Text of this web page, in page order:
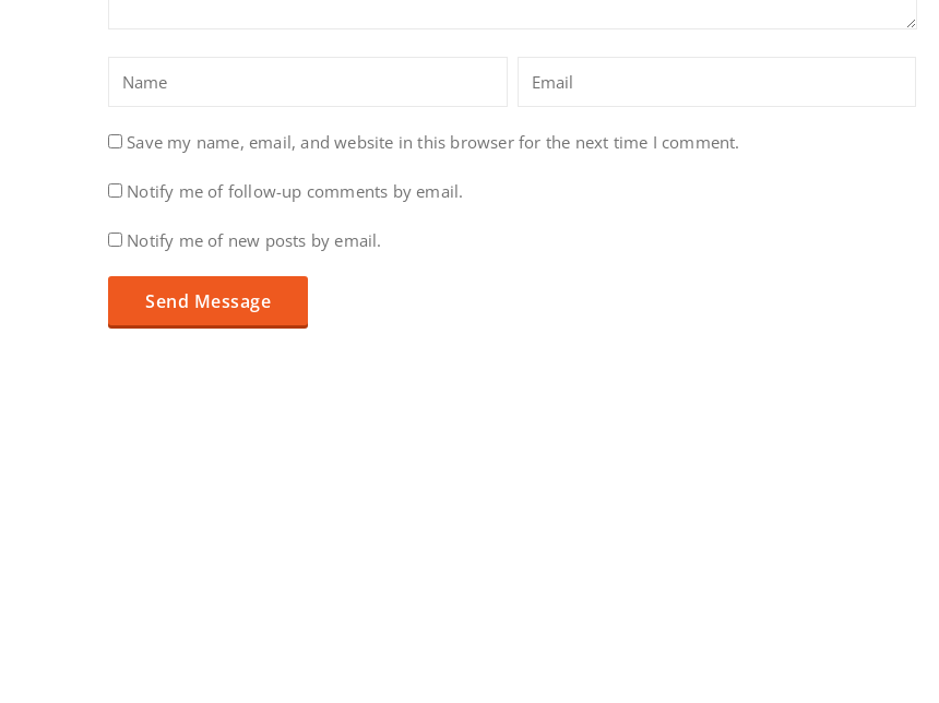
Save my name, email, and website in this browser for the next time I comment.
Notify me of follow-up comments by email.
Notify me of new posts by email.